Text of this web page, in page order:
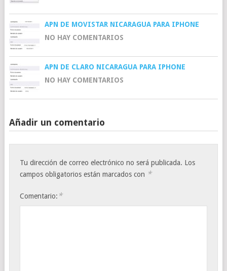
APN DE MOVISTAR NICARAGUA PARA IPHONE
NO HAY COMENTARIOS
APN DE CLARO NICARAGUA PARA IPHONE
NO HAY COMENTARIOS
Añadir un comentario
Tu dirección de correo electrónico no será publicada. Los
campos obligatorios están marcados con *
Comentario: *